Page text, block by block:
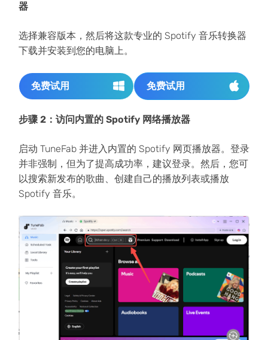
器
选择兼容版本，然后将这款专业的 Spotify 音乐转换器
下载并安装到您的电脑上。
免费试用 免费试用
步骤 2：访问内置的 Spotify 网络播放器
启动 TuneFab 并进入内置的 Spotify 网页播放器。登录
并非强制，但为了提高成功率，建议登录。然后，您可
以搜索新发布的歌曲、创建自己的播放列表或播放
Spotify 音乐。